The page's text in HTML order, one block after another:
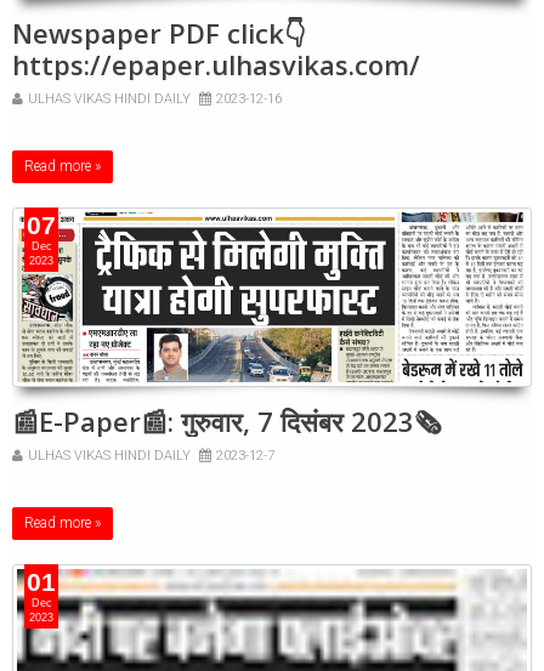
Newspaper PDF click👇
https://epaper.ulhasvikas.com/
ULHAS VIKAS HINDI DAILY 2023-12-16
Read more »
07
Dec
2023
📰E-Paper📰: गुरुवार, 7 दिसंबर 2023🗞
ULHAS VIKAS HINDI DAILY 2023-12-7
Read more »
01
Dec
2023